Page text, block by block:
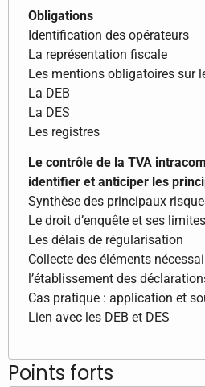
Obligations
Identification des opérateurs
La représentation fiscale
Les mentions obligatoires sur
La DEB
La DES
Les registres
Le contrôle de la TVA
identifier et anticiper les
Synthèse des principaux
Le droit d’enquête et ses limites
Les délais de régularisation
Collecte des éléments
l’établissement des
Cas pratique : application et
Lien avec les DEB et DES
Points forts